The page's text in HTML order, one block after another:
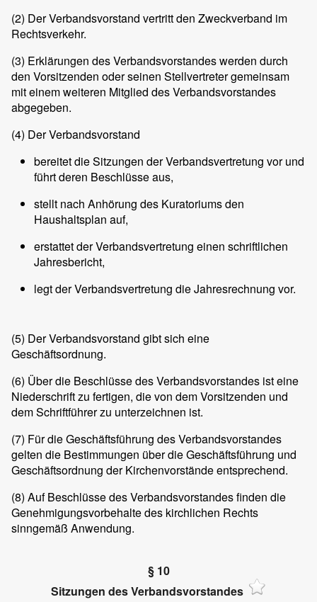
(2) Der Verbandsvorstand vertritt den Zweckverband im
Rechtsverkehr.
(3) Erklärungen des Verbandsvorstandes werden durch
den Vorsitzenden oder seinen Stellvertreter gemeinsam
mit einem weiteren Mitglied des Verbandsvorstandes
abgegeben.
(4) Der Verbandsvorstand
bereitet die Sitzungen der Verbandsvertretung vor und
führt deren Beschlüsse aus,
stellt nach Anhörung des Kuratoriums den
Haushaltsplan auf,
erstattet der Verbandsvertretung einen schriftlichen
Jahresbericht,
legt der Verbandsvertretung die Jahresrechnung vor.
(5) Der Verbandsvorstand gibt sich eine
Geschäftsordnung.
(6) Über die Beschlüsse des Verbandsvorstandes ist eine
Niederschrift zu fertigen, die von dem Vorsitzenden und
dem Schriftführer zu unterzeichnen ist.
(7) Für die Geschäftsführung des Verbandsvorstandes
gelten die Bestimmungen über die Geschäftsführung und
Geschäftsordnung der Kirchenvorstände entsprechend.
(8) Auf Beschlüsse des Verbandsvorstandes finden die
Genehmigungsvorbehalte des kirchlichen Rechts
sinngemäß Anwendung.
§ 10
Sitzungen des Verbandsvorstandes